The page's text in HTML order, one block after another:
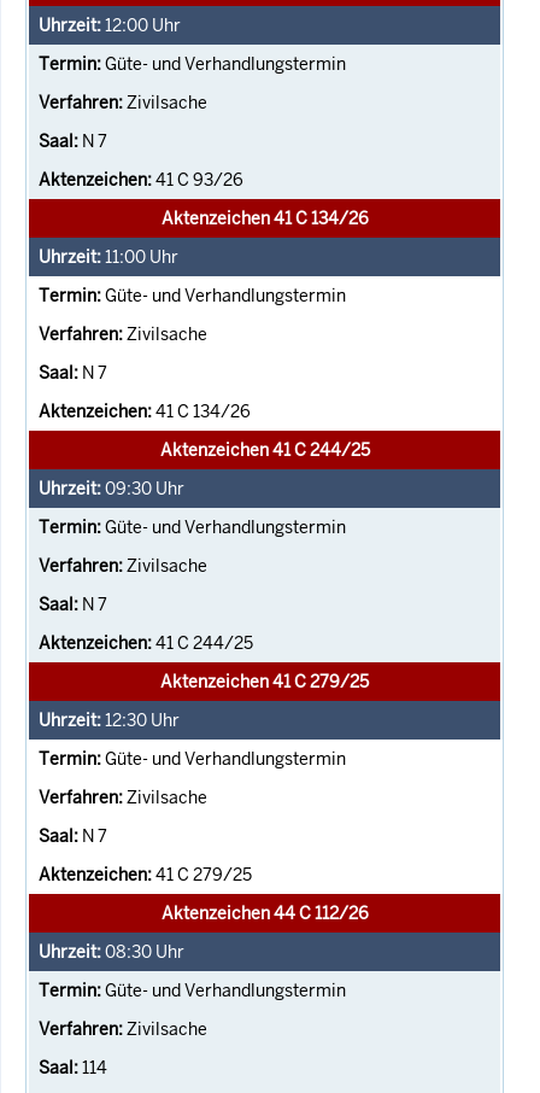
12:00 Uhr
Güte- und Verhandlungstermin
Zivilsache
N 7
41 C 93/26
Aktenzeichen 41 C 134/26
11:00 Uhr
Güte- und Verhandlungstermin
Zivilsache
N 7
41 C 134/26
Aktenzeichen 41 C 244/25
09:30 Uhr
Güte- und Verhandlungstermin
Zivilsache
N 7
41 C 244/25
Aktenzeichen 41 C 279/25
12:30 Uhr
Güte- und Verhandlungstermin
Zivilsache
N 7
41 C 279/25
Aktenzeichen 44 C 112/26
08:30 Uhr
Güte- und Verhandlungstermin
Zivilsache
114